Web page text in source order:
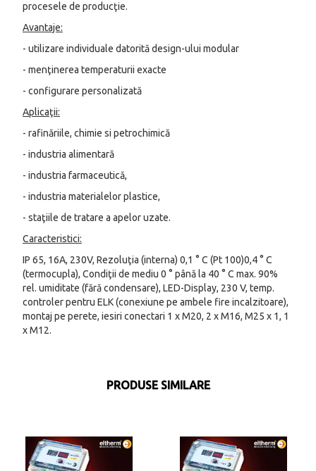
procesele de producţie.
Avantaje:
- utilizare individuale datorită design-ului modular
- menţinerea temperaturii exacte
- configurare personalizată
Aplicaţii:
- rafinăriile, chimie si petrochimică
- industria alimentară
- industria farmaceutică,
- industria materialelor plastice,
- staţiile de tratare a apelor uzate.
Caracteristici:
IP 65, 16A, 230V, Rezoluţia (interna) 0,1 ° C (Pt 100)0,4 ° C
(termocupla), Condiţii de mediu 0 ° până la 40 ° C max. 90%
rel. umiditate (fără condensare), LED-Display, 230 V, temp.
controler pentru ELK (conexiune pe ambele fire incalzitoare),
montaj pe perete, iesiri conectari 1 x M20, 2 x M16, M25 x 1, 1
x M12.
PRODUSE SIMILARE